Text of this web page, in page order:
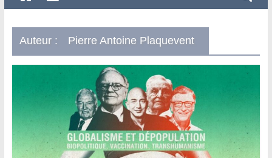
Analyses
Auteur : Pierre Antoine Plaquevent